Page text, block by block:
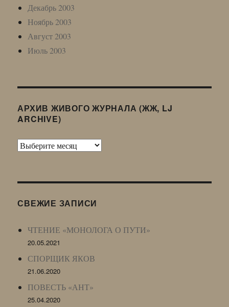
Декабрь 2003
Ноябрь 2003
Август 2003
Июль 2003
АРХИВ ЖИВОГО ЖУРНАЛА (ЖЖ, LJ
ARCHIVE)
Архив
LJ
СВЕЖИЕ ЗАПИСИ
ЧТЕНИЕ «МОНОЛОГА О ПУТИ»
20.05.2021
СПОРЩИК ЯКОВ
21.06.2020
ПОВЕСТЬ «АНТ»
25.04.2020